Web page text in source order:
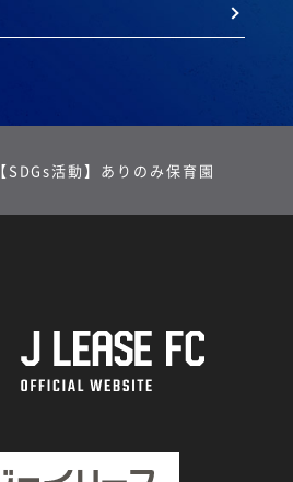
【SDGs活動】ありのみ保育園